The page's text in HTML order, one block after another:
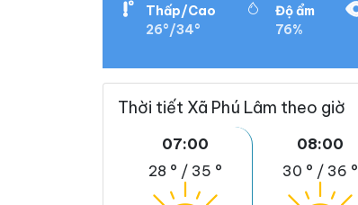
Thấp/Cao
26°/34°
Độ ẩm
76%
Thời tiết Xã Phú Lâm theo giờ
07:00
28 ° / 35 °
08:00
30 ° / 36 °